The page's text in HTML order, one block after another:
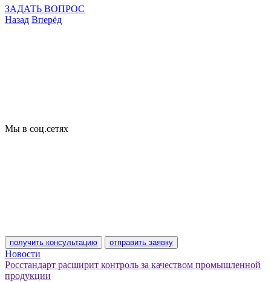
ЗАДАТЬ ВОПРОС
Назад Вперёд
Мы в соц.сетях
получить консультацию отправить заявку
Новости
Росстандарт расширит контроль за качеством промышленной
продукции